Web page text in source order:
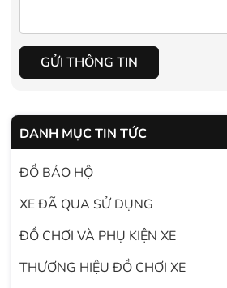
GỬI THÔNG TIN
DANH MỤC TIN TỨC
ĐỒ BẢO HỘ
XE ĐÃ QUA SỬ DỤNG
ĐỒ CHƠI VÀ PHỤ KIỆN XE
THƯƠNG HIỆU ĐỒ CHƠI XE